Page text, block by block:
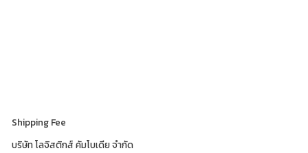
Shipping Fee
บริษัท โลจิสติกส์ คัมโบเดีย จำกัด